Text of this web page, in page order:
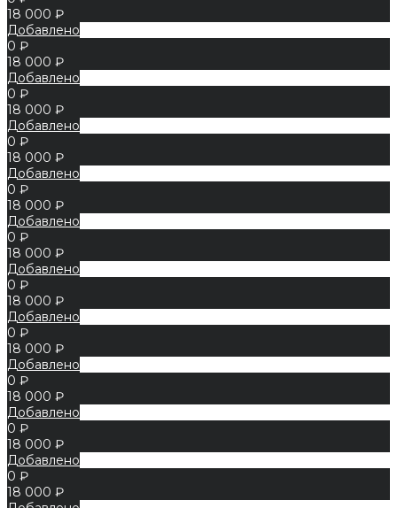
18 000 ₽
Добавлено
0 ₽
18 000 ₽
Добавлено
0 ₽
18 000 ₽
Добавлено
0 ₽
18 000 ₽
Добавлено
0 ₽
18 000 ₽
Добавлено
0 ₽
18 000 ₽
Добавлено
0 ₽
18 000 ₽
Добавлено
0 ₽
18 000 ₽
Добавлено
0 ₽
18 000 ₽
Добавлено
0 ₽
18 000 ₽
Добавлено
0 ₽
18 000 ₽